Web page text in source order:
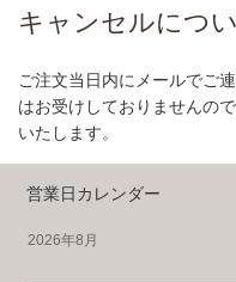
キャンセルにつ
ご注文当日内にメールでご
はお受けしておりませんの
いたします。
営業日カレンダー
2026年8月